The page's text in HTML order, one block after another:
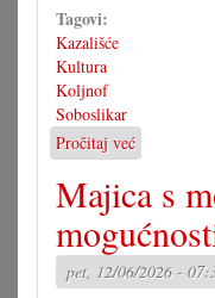
Tagovi:
Kazališće
Kultura
Koljnof
Soboslikar
Pročitaj već
Igrokaz
u
Koljnofu
Majica s
pet, 12/06/2026 -